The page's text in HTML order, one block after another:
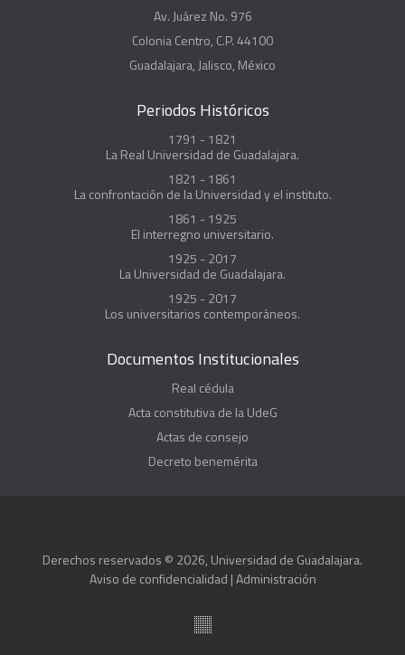
Av. Juárez No. 976
Colonia Centro, C.P. 44100
Guadalajara, Jalisco, México
Periodos Históricos
1791 - 1821
La Real Universidad de Guadalajara.
1821 - 1861
La confrontación de la Universidad y el instituto.
1861 - 1925
El interregno universitario.
1925 - 2017
La Universidad de Guadalajara.
1925 - 2017
Los universitarios contemporáneos.
Documentos Institucionales
Real cédula
Acta constitutiva de la UdeG
Actas de consejo
Decreto benemérita
Derechos reservados © 2026, Universidad de Guadalajara.
Aviso de confidencialidad |Administración